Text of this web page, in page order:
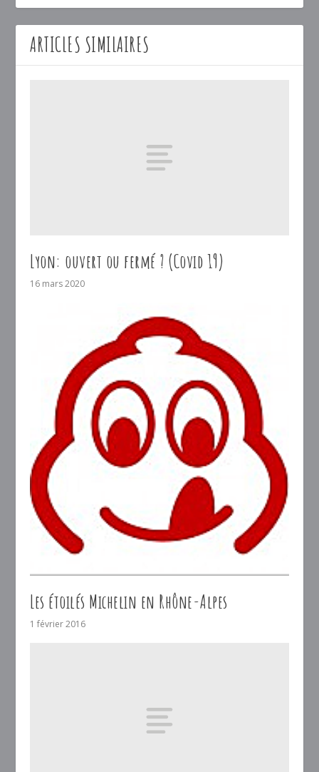
ARTICLES SIMILAIRES
Lyon: ouvert ou fermé ? (Covid 19)
16 mars 2020
Les étoilés Michelin en Rhône-Alpes
1 février 2016